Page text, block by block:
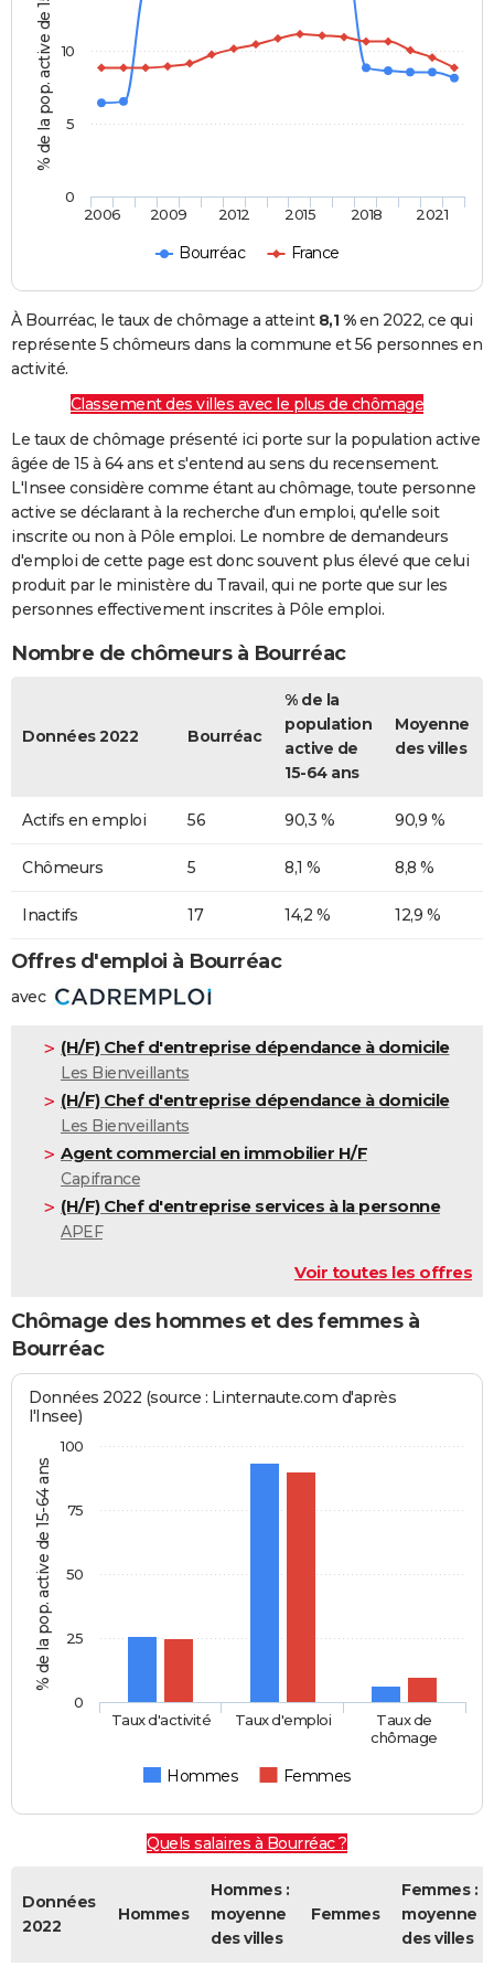
% de la pop. active de 15 - 64 ans
Bourréac France
2006 2009 2012 2015 2018 2021
0
5
10
À Bourréac, le taux de chômage a atteint 8,1 %en 2022, ce qui
représente 5 chômeurs dans la commune et 56 personnes en
activité.
Classement des villes avec le plus de chômage
Le taux de chômage présenté ici porte sur la population active
âgée de 15 à 64 ans et s'entend au sens du recensement.
L'Insee considère comme étant au chômage, toute personne
active se déclarant à la recherche d'un emploi, qu'elle soit
inscrite ou non à Pôle emploi. Le nombre de demandeurs
d'emploi de cette page est donc souvent plus élevé que celui
produit par le ministère du Travail, qui ne porte que sur les
personnes effectivement inscrites à Pôle emploi.
Nombre de chômeurs à Bourréac
Données 2022 Bourréac
% de la
population
active de
15-64 ans
Moyenne
des villes
Actifs en emploi 56 90,3 % 90,9 %
Chômeurs 5 8,1 % 8,8 %
Inactifs 17 14,2 % 12,9 %
Offres d'emploi à Bourréac
avec
(H/F) Chef d'entreprise dépendance à domicile
Les Bienveillants
(H/F) Chef d'entreprise dépendance à domicile
Les Bienveillants
Agent commercial en immobilier H/F
Capifrance
(H/F) Chef d'entreprise services à la personne
APEF
Voir toutes les offres
Chômage des hommes et des femmes à
Bourréac
% de la pop. active de 15-64 ans
Données 2022 (source : Linternaute.com d'après
l'Insee)
Hommes Femmes
Taux d'activité Taux d'emploi
Taux de
chômage
0
25
50
75
100
Quels salaires à Bourréac ?
Données
2022
Hommes
Hommes :
moyenne
des villes
Femmes
Femmes :
moyenne
des villes